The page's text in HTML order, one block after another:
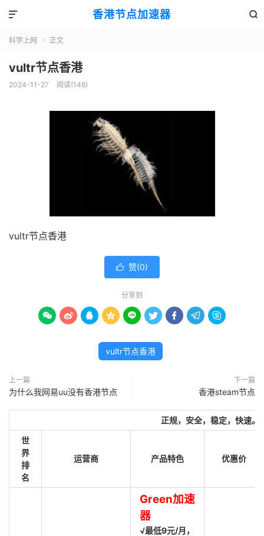
香港节点加速器 

科学上网  正文
vultr节点香港
2024-11-27 阅读(148)
vultr节点香港
 赞(0)
分享到
        
vultr节点香港
上一篇
为什么我网易uu没有香港节点
下一篇
香港steam节点
正规，安全，稳定，快速。
世
界
排
名
运营商 产品特色 优惠价
Green加速
器
√最低9元/月，